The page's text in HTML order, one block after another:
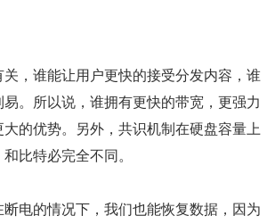
谁能让用户更快的接受分发内容，谁
。所以说，谁拥有更快的带宽，更强力
的优势。另外，共识机制在硬盘容量上
比特必完全不同。
的情况下，我们也能恢复数据，因为